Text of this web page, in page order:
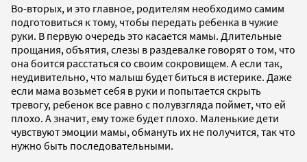
Во-вторых, и это главное, родителям необходимо самим
подготовиться к тому, чтобы передать ребенка в чужие
руки. В первую очередь это касается мамы. Длительные
прощания, объятия, слезы в раздевалке говорят о том, что
она боится расстаться со своим сокровищем. А если так,
неудивительно, что малыш будет биться в истерике. Даже
если мама возьмет себя в руки и попытается скрыть
тревогу, ребенок все равно с полувзгляда поймет, что ей
плохо. А значит, ему тоже будет плохо. Маленькие дети
чувствуют эмоции мамы, обмануть их не получится, так что
нужно быть последовательными.